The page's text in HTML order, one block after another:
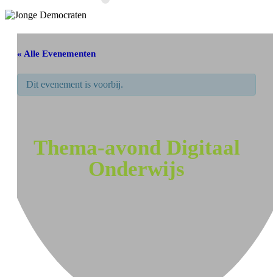
« Alle Evenementen
Dit evenement is voorbij.
Thema-avond Digitaal
Onderwijs